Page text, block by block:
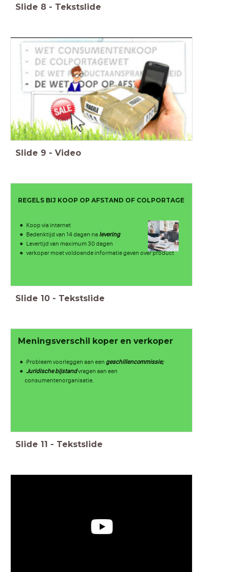
Slide 8 - Tekstslide
Slide 9 - Video
REGELS BIJ KOOP OP AFSTAND OF COLPORTAGE
Koop via internet
Bedenktijd van 14 dagen na levering
Levertijd van maximum 30 dagen
verkoper moet voldoende informatie geven over product
Slide 10 - Tekstslide
Meningsverschil koper en verkoper
Probleem voorleggen aan een geschillencommissie;
Juridische bijstandvragen aan een
consumentenorganisatie.
Slide 11 - Tekstslide